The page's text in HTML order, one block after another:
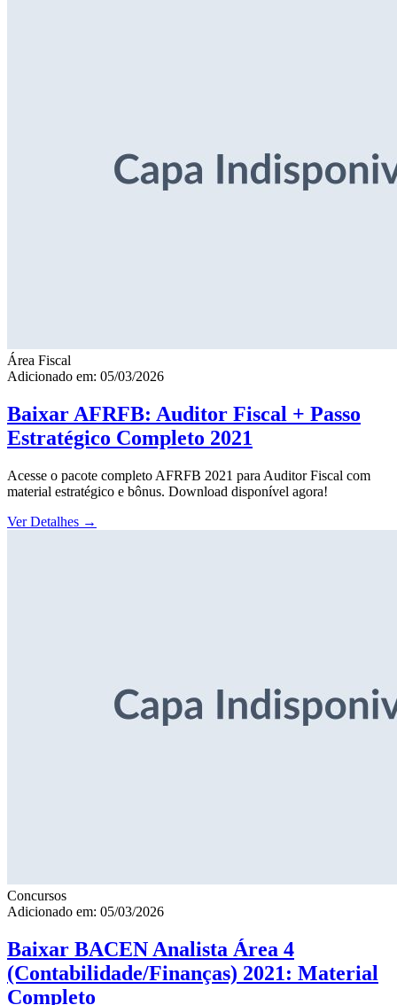
Área Fiscal
Adicionado em: 05/03/2026
Baixar AFRFB: Auditor Fiscal + Passo
Estratégico Completo 2021
Acesse o pacote completo AFRFB 2021 para Auditor Fiscal com
material estratégico e bônus. Download disponível agora!
Ver Detalhes →
Concursos
Adicionado em: 05/03/2026
Baixar BACEN Analista Área 4
(Contabilidade/Finanças) 2021: Material
Completo